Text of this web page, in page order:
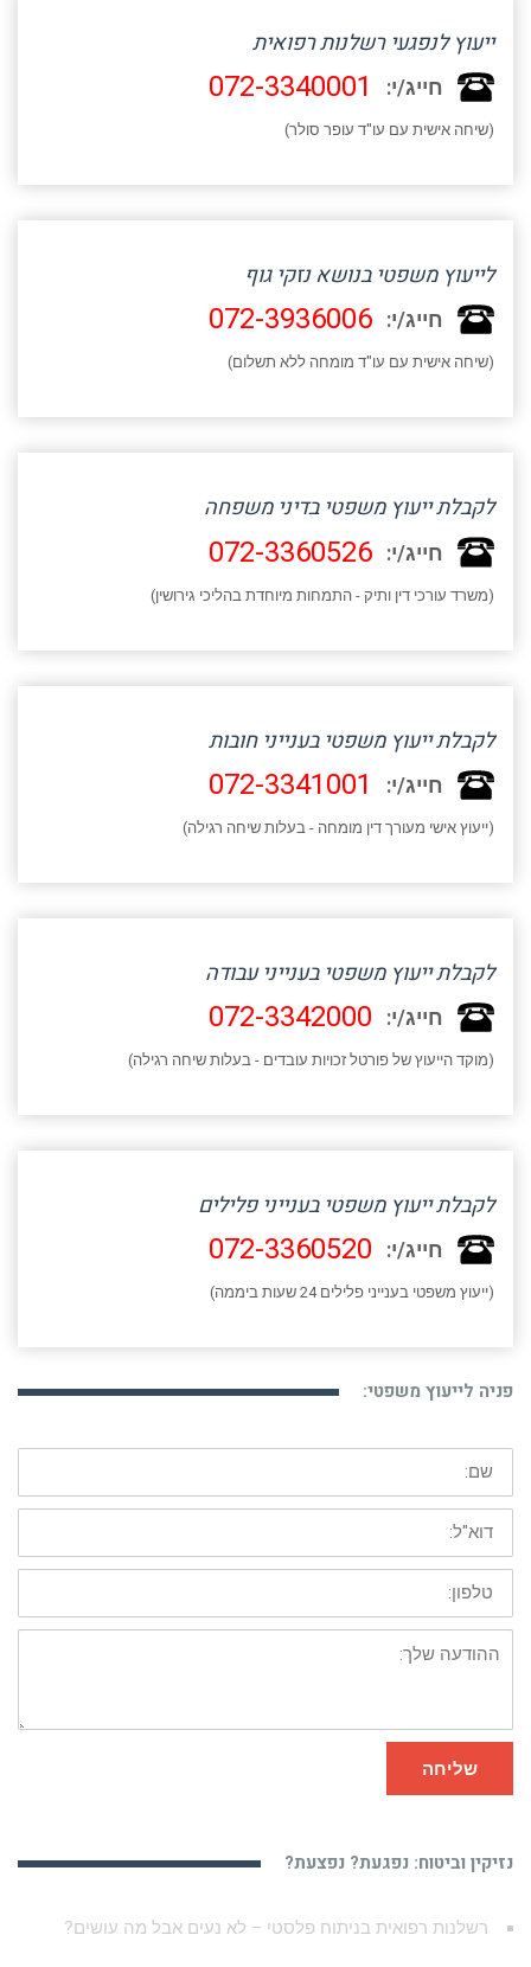
ייעוץ לנפגעי רשלנות רפואית
חייג/י: 072-3340001
(שיחה אישית עם עו"ד עופר סולר)
לייעוץ משפטי בנושא נזקי גוף
חייג/י: 072-3936006
(שיחה אישית עם עו"ד מומחה ללא תשלום)
לקבלת ייעוץ משפטי בדיני משפחה
חייג/י: 072-3360526
(משרד עורכי דין ותיק - התמחות מיוחדת בהליכי גירושין)
לקבלת ייעוץ משפטי בענייני חובות
חייג/י: 072-3341001
(ייעוץ אישי מעורך דין מומחה - בעלות שיחה רגילה)
לקבלת ייעוץ משפטי בענייני עבודה
חייג/י: 072-3342000
(מוקד הייעוץ של פורטל זכויות עובדים - בעלות שיחה רגילה)
לקבלת ייעוץ משפטי בענייני פלילים
חייג/י: 072-3360520
(ייעוץ משפטי בענייני פלילים 24 שעות ביממה)
פניה לייעוץ משפטי:
שם:
דוא"ל:
טלפון:
ההודעה
שלך:
שליחה
נזיקין וביטוח: נפגעת? נפצעת?
רשלנות רפואית באבחון סרטן האשכים